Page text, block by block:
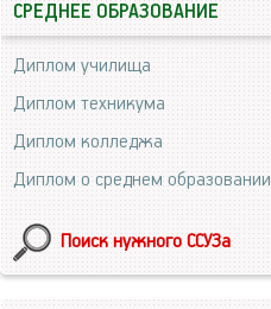
СРЕДНЕЕ ОБРАЗОВАНИЕ
Диплом училища
Диплом техникума
Диплом колледжа
Диплом о среднем образовании
Поиск нужного ССУЗа